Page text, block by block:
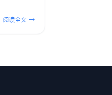
阅读全文 →